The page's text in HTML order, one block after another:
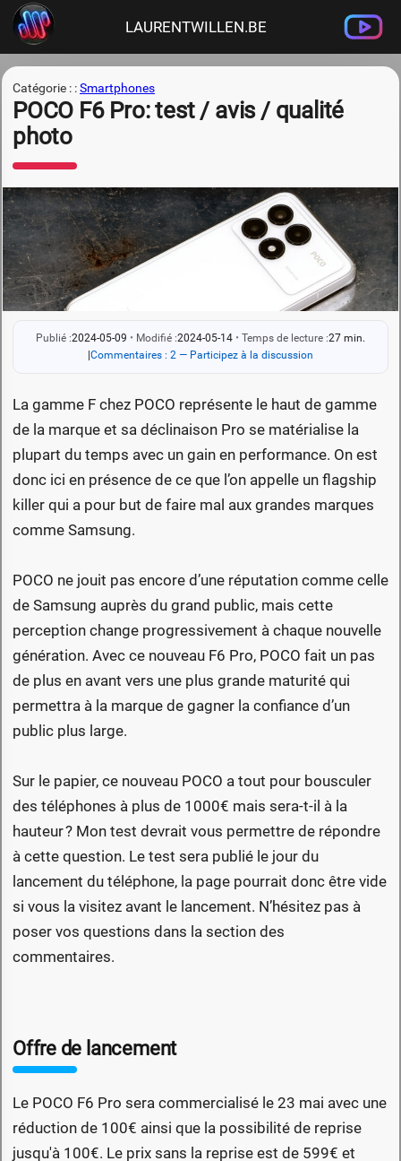
LAURENTWILLEN.BE
Catégorie : :Smartphones
POCO F6 Pro: test / avis / qualité
photo
Publié :2024-05-09 • Modifié :2024-05-14 • Temps de lecture :27 min.
Commentaires : 2 — Participez à la discussion
La gamme F chez POCO représente le haut de gamme
de la marque et sa déclinaison Pro se matérialise la
plupart du temps avec un gain en performance. On est
donc ici en présence de ce que l’on appelle un flagship
killer qui a pour but de faire mal aux grandes marques
comme Samsung.
POCO ne jouit pas encore d’une réputation comme celle
de Samsung auprès du grand public, mais cette
perception change progressivement à chaque nouvelle
génération. Avec ce nouveau F6 Pro, POCO fait un pas
de plus en avant vers une plus grande maturité qui
permettra à la marque de gagner la confiance d’un
public plus large.
Sur le papier, ce nouveau POCO a tout pour bousculer
des téléphones à plus de 1000€ mais sera-t-il à la
hauteur ? Mon test devrait vous permettre de répondre
à cette question. Le test sera publié le jour du
lancement du téléphone, la page pourrait donc être vide
si vous la visitez avant le lancement. N’hésitez pas à
poser vos questions dans la section des
commentaires.
Offre de lancement
Le POCO F6 Pro sera commercialisé le 23 mai avec une
réduction de 100€ ainsi que la possibilité de reprise
jusqu'à 100€. Le prix sans la reprise est de 599€ et